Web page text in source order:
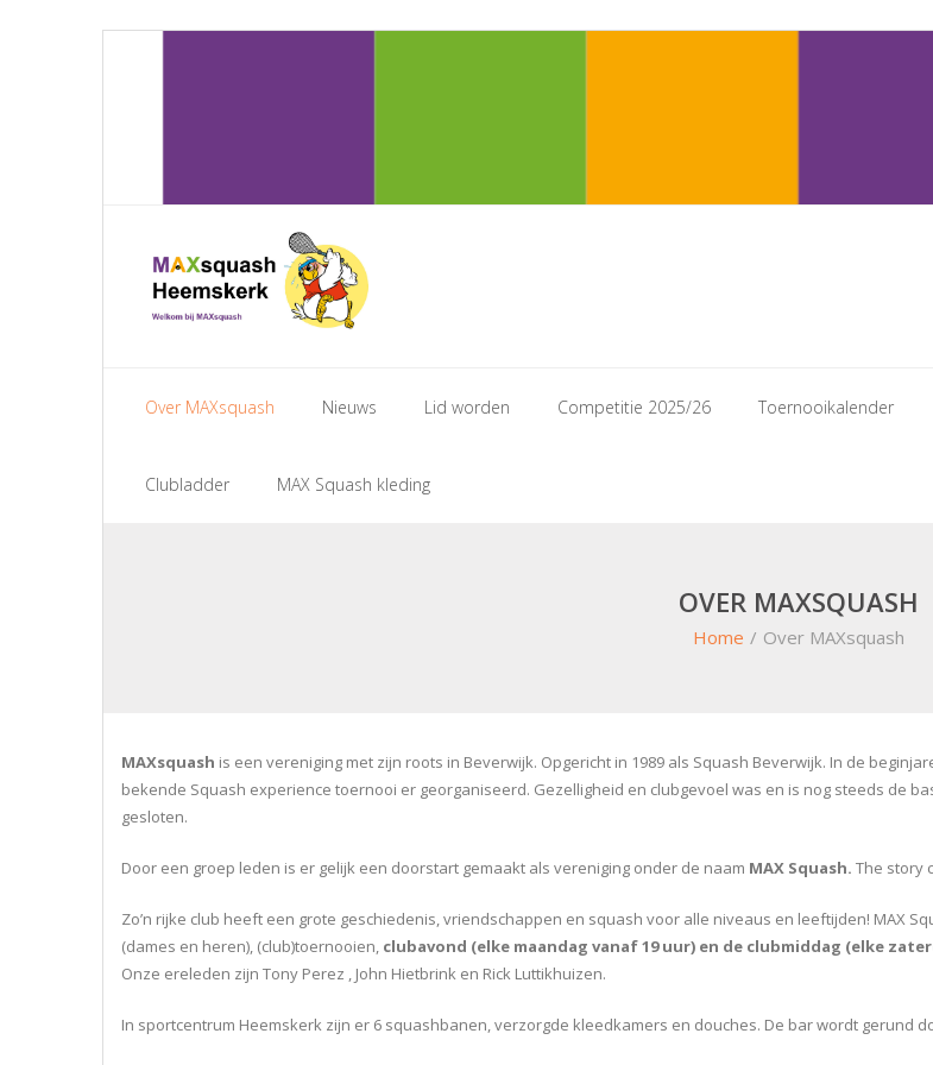
Over MAXsquash Nieuws Lid worden Competitie 2025/26 Toernooikalender
Clubladder MAX Squash kleding
OVER MAXSQUASH
Home / Over MAXsquash
MAXsquash is een vereniging met zijn roots in Beverwijk. Opgericht in 1989 als Squash Beverwijk. In de
bekende Squash experience toernooi er georganiseerd. Gezelligheid en clubgevoel was en is nog steeds de
gesloten.
Door een groep leden is er gelijk een doorstart gemaakt als vereniging onder de naam MAX Squash. The story
Zo’n rijke club heeft een grote geschiedenis, vriendschappen en squash voor alle niveaus en leeftijden! MAX
(dames en heren), (club)toernooien, clubavond (elke maandag vanaf 19 uur) en de clubmiddag (elke
Onze ereleden zijn Tony Perez , John Hietbrink en Rick Luttikhuizen.
In sportcentrum Heemskerk zijn er 6 squashbanen, verzorgde kleedkamers en douches. De bar wordt gerund